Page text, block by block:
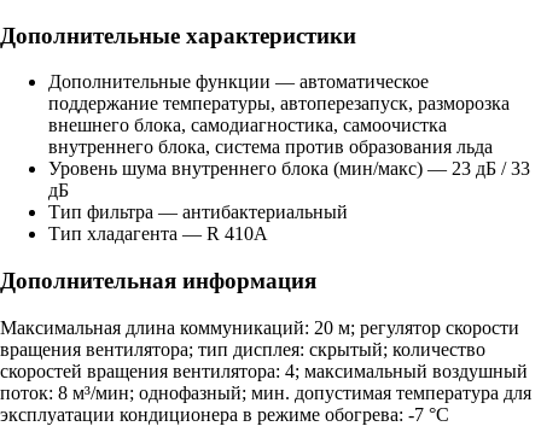
Дополнительные характеристики
Дополнительные функции — автоматическое
поддержание температуры, автоперезапуск, разморозка
внешнего блока, самодиагностика, самоочистка
внутреннего блока, система против образования льда
Уровень шума внутреннего блока (мин/макс) — 23 дБ / 33
дБ
Тип фильтра — антибактериальный
Тип хладагента — R 410A
Дополнительная информация
Максимальная длина коммуникаций: 20 м; регулятор скорости
вращения вентилятора; тип дисплея: скрытый; количество
скоростей вращения вентилятора: 4; максимальный воздушный
поток: 8 м³/мин; однофазный; мин. допустимая температура для
эксплуатации кондиционера в режиме обогрева: -7 °C